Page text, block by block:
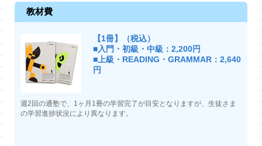
教材費
【1冊】（税込）
■入門・初級・中級：2,200円
■上級・READING・GRAMMAR：2,640
円
週2回の通塾で、1ヶ月1冊の学習完了が目安となりますが、生徒さま
の学習進捗状況により異なります。